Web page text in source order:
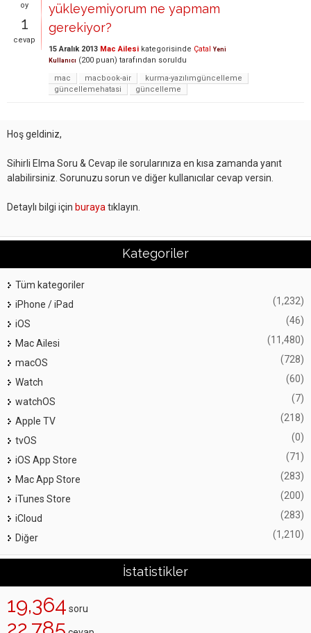
oy
1
cevap
yükleyemiyorum ne yapmam
gerekiyor?
15 Aralık 2013 Mac Ailesi kategorisinde Çatal Yeni
Kullanıcı (200 puan) tarafından soruldu
mac
macbook-air
kurma-yazılımgüncelleme
güncellemehatasi
güncelleme
Hoş geldiniz,
Sihirli Elma Soru & Cevap ile sorularınıza en kısa zamanda yanıt
alabilirsiniz. Sorunuzu sorun ve diğer kullanıcılar cevap versin.
Detaylı bilgi için buraya tıklayın.
Kategoriler
Tüm kategoriler
iPhone / iPad
(1,232)
iOS (46)
Mac Ailesi (11,480)
macOS (728)
Watch (60)
watchOS (7)
Apple TV (218)
tvOS (0)
iOS App Store (71)
Mac App Store (283)
iTunes Store (200)
iCloud (283)
Diğer (1,210)
İstatistikler
19,364 soru